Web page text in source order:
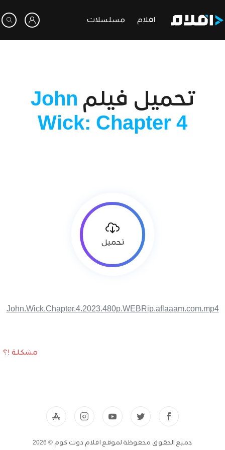
افلام مسلسلات
تحميل فيلم John
Wick: Chapter 4
تحميل
John.Wick.Chapter.4.2023.480p.WEBRip.aflaaam.com.mp4
مشكلة !؟
جميع الحقوق محفوظة لموقع افلام دوت كوم © 2026